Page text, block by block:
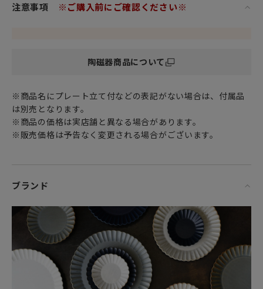
ません。
陶器は磁器や半磁器に比べ強度が弱く、吸水性が高いため汚
こちらの商品はご使用前に【目止め】の処理をお勧めしま
す。
※目止めは、お料理の成分や汚れなどの吸収を軽減させる効
果があります。
鴨肉の料理をおいしく食べたい、その為の器として企画・デ
ザインされた
裏印に鴨の絵が施されたプレート。
フランス語で鴨の種類を意味するバルバリ Barbarie は
リムの起伏が浮き上がる花びら型のレリーフが特徴です。
ブラン、グリズ、インディゴの3色展開。
注意事項 ※ご購入前にご確認ください※
陶磁器商品について
※商品名にプレート立て付などの表記がない場合は、付属品
は別売となります。
※商品の価格は実店舗と異なる場合があります。
※販売価格は予告なく変更される場合がございます。
ブランド